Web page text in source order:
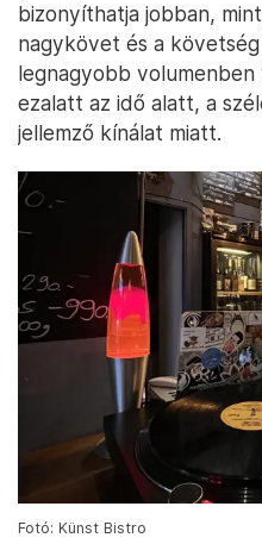
bizonyíthatja jobban,
nagykövet és a
legnagyobb
ezalatt az idő alatt, a
jellemző kínálat miatt.
Fotó: Künst Bistro